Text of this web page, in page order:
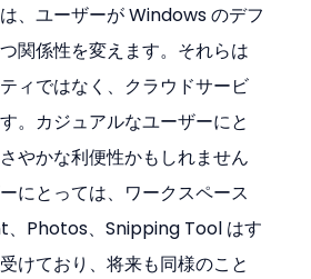
、ユーザーが Windows のデフ
関係性を変えます。それらは
ィではなく、クラウドサービ
。カジュアルなユーザーにと
やかな利便性かもしれません
にとっては、ワークスペース
、Photos、Snipping Tool はす
けており、将来も同様のこと